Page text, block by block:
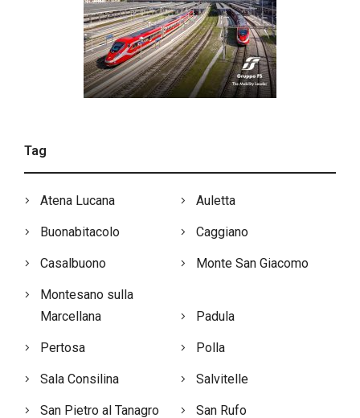
Tag
Atena Lucana Auletta
Buonabitacolo Caggiano
Casalbuono Monte San Giacomo
Montesano sulla
Marcellana
Padula
Pertosa Polla
Sala Consilina Salvitelle
San Pietro al Tanagro San Rufo